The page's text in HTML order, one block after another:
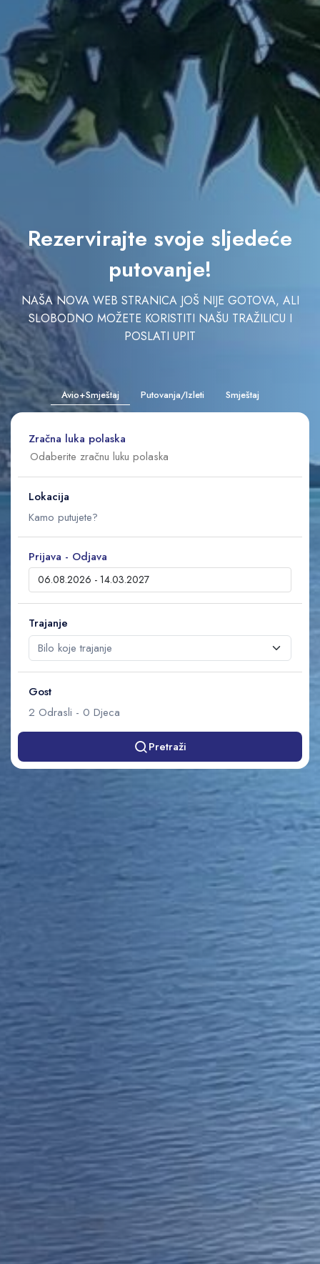
Rezervirajte svoje sljedeće
putovanje!
NAŠA NOVA WEB STRANICA JOŠ NIJE GOTOVA, ALI
SLOBODNO MOŽETE KORISTITI NAŠU TRAŽILICU I
POSLATI UPIT
Avio+Smještaj Putovanja/Izleti Smještaj
Zračna luka polaska
Lokacija
Prijava - Odjava
Trajanje
Gost
2 Odrasli - 0 Djeca
Pretraži